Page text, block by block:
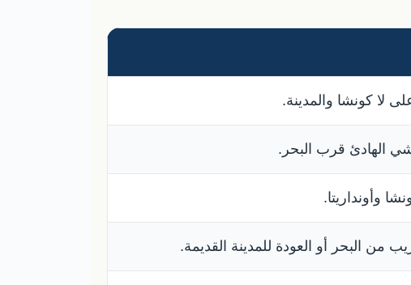
لا كونشا والمدينة.
الهادئ قرب البحر.
وأونداريتا.
من البحر أو العودة للمدينة القديمة.